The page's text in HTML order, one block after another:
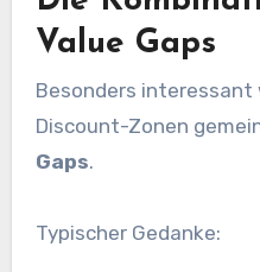
Value Gaps
Besonders interessant
Discount-Zonen
Gaps.
Typischer Gedanke: